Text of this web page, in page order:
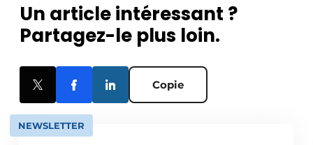
Un article intéressant ?
Partagez-le plus loin.
Copie
NEWSLETTER